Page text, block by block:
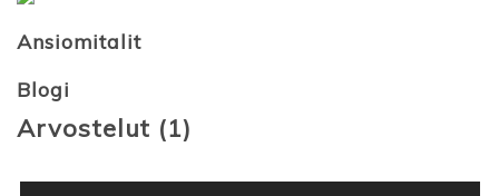
Ansiomitalit
Blogi
Arvostelut (1)